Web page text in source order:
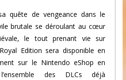
quête de vengeance dans le
brutale se déroulant au cœur
le tout prenant vie sur
Edition sera disponible en
sur le Nintendo eShop en
des DLCs déjà